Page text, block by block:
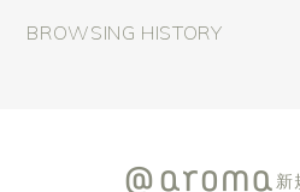
BROWSING HISTORY
新